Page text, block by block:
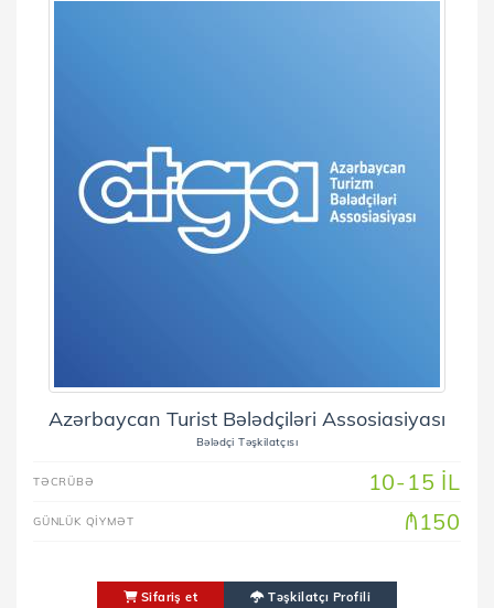
Azərbaycan Turist Bələdçiləri Assosiasiyası
Bələdçi Təşkilatçısı
TƏCRÜBƏ 10-15 IL
GÜNLÜK QIYMƏT ₼150
Sifariş et Təşkilatçı Profili